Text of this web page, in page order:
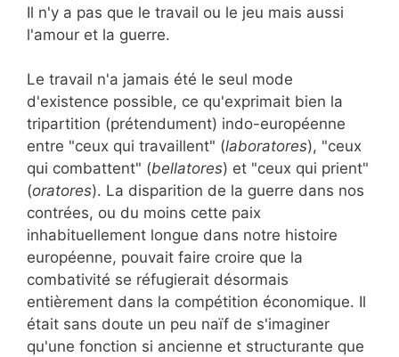
Il n'y a pas que le travail ou le jeu mais aussi
l'amour et la guerre.
Le travail n'a jamais été le seul mode
d'existence possible, ce qu'exprimait bien la
tripartition (prétendument) indo-européenne
entre "ceux qui travaillent" (laboratores), "ceux
qui combattent" (bellatores) et "ceux qui prient"
(oratores). La disparition de la guerre dans nos
contrées, ou du moins cette paix
inhabituellement longue dans notre histoire
européenne, pouvait faire croire que la
combativité se réfugierait désormais
entièrement dans la compétition économique. Il
était sans doute un peu naïf de s'imaginer
qu'une fonction si ancienne et structurante que